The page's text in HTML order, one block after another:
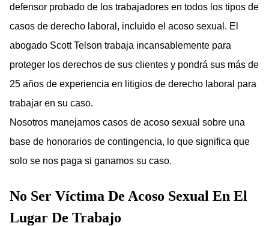
defensor probado de los trabajadores en todos los tipos de
casos de derecho laboral, incluido el acoso sexual. El
abogado Scott Telson trabaja incansablemente para
proteger los derechos de sus clientes y pondrá sus más de
25 años de experiencia en litigios de derecho laboral para
trabajar en su caso.
Nosotros manejamos casos de acoso sexual sobre una
base de honorarios de contingencia, lo que significa que
solo se nos paga si ganamos su caso.
No Ser Víctima De Acoso Sexual En El
Lugar De Trabajo